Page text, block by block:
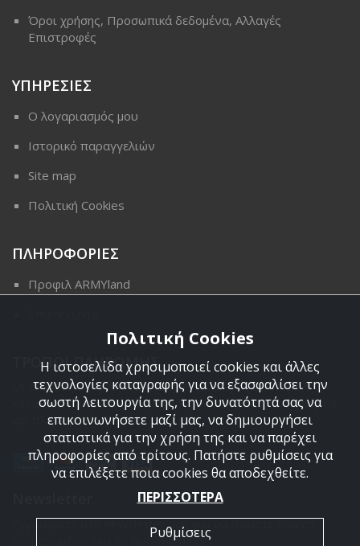
Όροι χρήσης, Προσωπικά δεδομένα, Αλλαγές
Επιστροφές
ΥΠΗΡΕΣΙΕΣ
Ο λογαριασμός μου
Ιστορικό παραγγελιών
Site map
Πολιτική Cookies
ΠΛΗΡΟΦΟΡΙΕΣ
Προφιλ ARMYland
ΤΡΟΠΟΙ ΠΛΗΡΩΜΗΣ
Οι διαθέσιμοι τρόποι πληρωμής είναι η Αντικαταβολή,
κατάθεση σε τραπεζικό μας λογαριασμό, πιστωτική κάρτα
και πληρωμή με PayPal.
Εγγραφείτε στο newsletter μας για να είσαστε πάντα
ενημερωμένοι για τα προϊόντα μας.
Πολιτική Cookies
Η ιστοσελίδα χρησιμοποιεί cookies και άλλες
τεχνολογίες καταγραφής για να εξασφαλίσει την
σωστή λειτουργία της, την δυνατότητά σας να
επικοινωνήσετε μαζί μας, να δημιουργήσει
στατιστικά για την χρήση της και να παρέχει
πληροφορίες από τρίτους. Πατήστε ρυθμίσεις για
να επιλέξετε ποια cookies θα αποδεχθείτε.
ΠΕΡΙΣΣΟΤΕΡΑ
Ρυθμίσεις